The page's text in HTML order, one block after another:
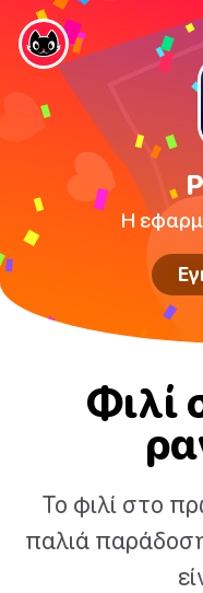
Η
Φιλί
Το φιλί στο
παλιά